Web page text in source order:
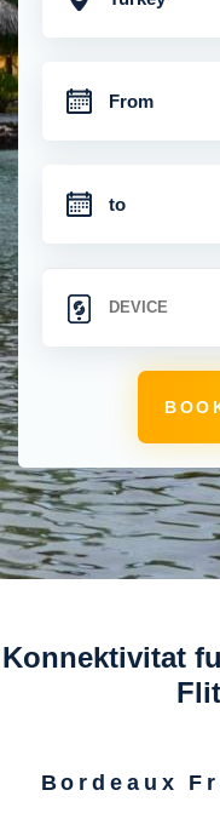
Konnektivitat
Bordeaux